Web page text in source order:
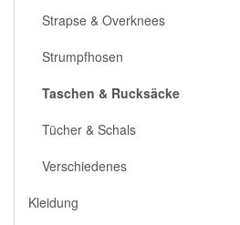
Strapse & Overknees
Strumpfhosen
Taschen & Rucksäcke
Tücher & Schals
Verschiedenes
Kleidung